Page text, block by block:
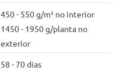
450 - 550 g/m² no interior
1450 - 1950 g/planta no
exterior
58 - 70 dias